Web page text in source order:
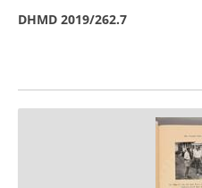
DHMD 2019/262.7